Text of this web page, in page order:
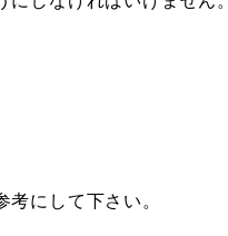
考にして下さい。